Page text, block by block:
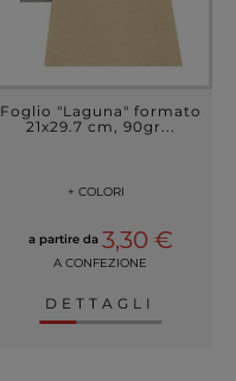
Foglio "Laguna" formato
21x29.7 cm, 90gr...
+ COLORI
a partire da 3,30 €
A CONFEZIONE
DETTAGLI